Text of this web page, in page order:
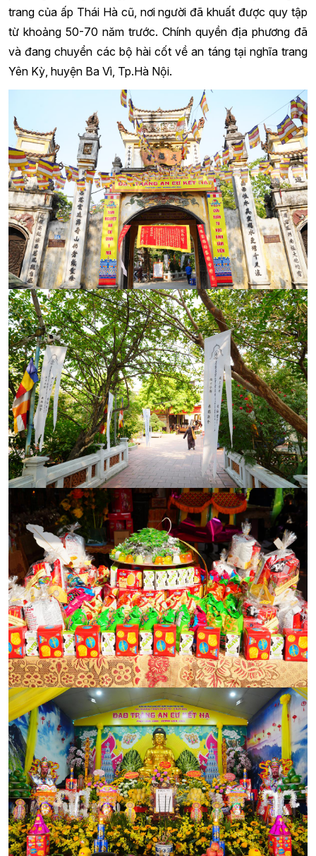
trang của ấp Thái Hà cũ, nơi người đã khuất được quy tập
từ khoảng 50-70 năm trước. Chính quyền địa phương đã
và đang chuyển các bộ hài cốt về an táng tại nghĩa trang
Yên Kỳ, huyện Ba Vì, Tp.Hà Nội.